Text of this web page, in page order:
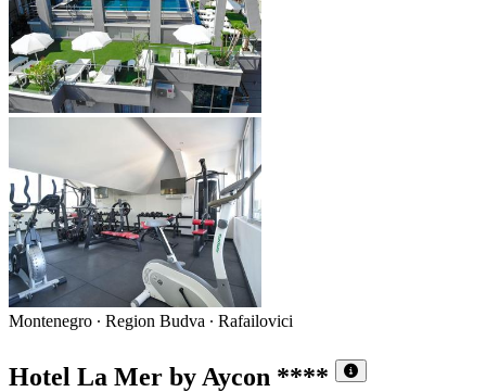
Montenegro ∙ Region Budva ∙ Rafailovici
Hotel La Mer by Aycon ****